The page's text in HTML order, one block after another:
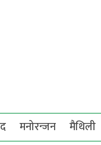
मनोरन्जन मैथिली